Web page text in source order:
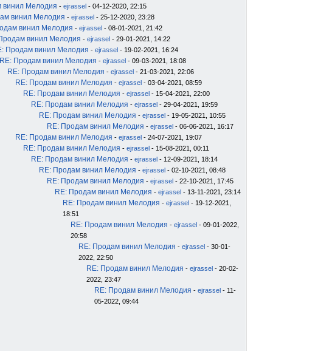
винил Мелодия - ejrassel - 04-12-2020, 22:15
винил Мелодия - ejrassel - 25-12-2020, 23:28
винил Мелодия - ejrassel - 08-01-2021, 21:42
винил Мелодия - ejrassel - 29-01-2021, 14:22
Продам винил Мелодия - ejrassel - 19-02-2021, 16:24
RE: Продам винил Мелодия - ejrassel - 09-03-2021, 18:08
RE: Продам винил Мелодия - ejrassel - 21-03-2021, 22:06
RE: Продам винил Мелодия - ejrassel - 03-04-2021, 08:59
RE: Продам винил Мелодия - ejrassel - 15-04-2021, 22:00
RE: Продам винил Мелодия - ejrassel - 29-04-2021, 19:59
RE: Продам винил Мелодия - ejrassel - 19-05-2021, 10:55
RE: Продам винил Мелодия - ejrassel - 06-06-2021, 16:17
RE: Продам винил Мелодия - ejrassel - 24-07-2021, 19:07
RE: Продам винил Мелодия - ejrassel - 15-08-2021, 00:11
RE: Продам винил Мелодия - ejrassel - 12-09-2021, 18:14
RE: Продам винил Мелодия - ejrassel - 02-10-2021, 08:48
RE: Продам винил Мелодия - ejrassel - 22-10-2021, 17:45
RE: Продам винил Мелодия - ejrassel - 13-11-2021, 23:14
RE: Продам винил Мелодия - ejrassel - 19-12-2021,
18:51
RE: Продам винил Мелодия - ejrassel - 09-01-2022,
20:58
RE: Продам винил Мелодия - ejrassel - 30-01-
2022, 22:50
RE: Продам винил Мелодия - ejrassel - 20-02-
2022, 23:47
RE: Продам винил Мелодия - ejrassel - 11-
05-2022, 09:44